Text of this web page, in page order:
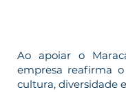
Ao apoiar o
empresa reafirma
cultura, diversidade